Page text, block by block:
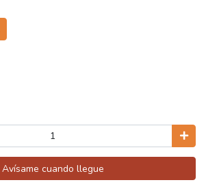
Avísame cuando llegue